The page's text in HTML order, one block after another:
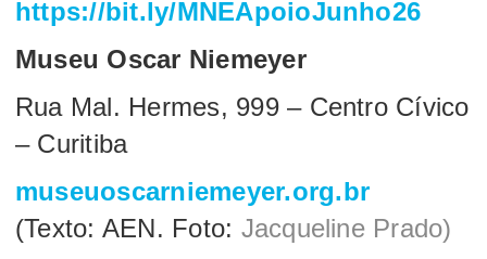
https://bit.ly/MNEApoioJunho26
Museu Oscar Niemeyer
Rua Mal. Hermes, 999 – Centro Cívico
– Curitiba
museuoscarniemeyer.org.br
(Texto: AEN. Foto: Jacqueline Prado)